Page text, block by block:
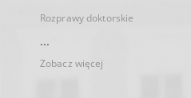
Rozprawy doktorskie
...
Zobacz więcej